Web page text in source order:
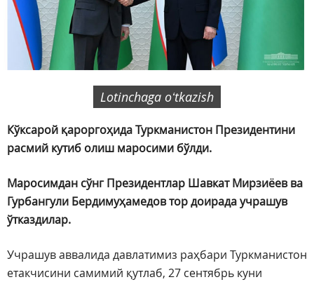
Lotinchaga oʻtkazish
Кўксарой қароргоҳида Туркманистон Президентини
расмий кутиб олиш маросими бўлди.
Маросимдан сўнг Президентлар Шавкат Мирзиёев ва
Гурбангули Бердимуҳамедов тор доирада учрашув
ўтказдилар.
Учрашув аввалида давлатимиз раҳбари Туркманистон
етакчисини самимий қутлаб, 27 сентябрь куни